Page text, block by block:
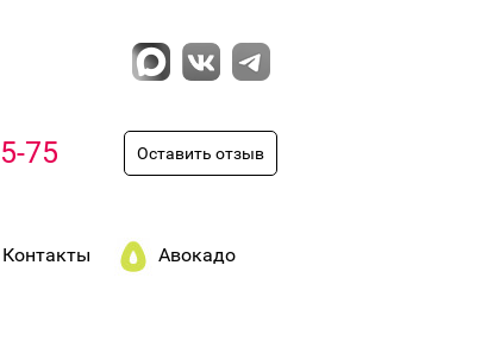
75 Оставить отзыв
Контакты Авокадо